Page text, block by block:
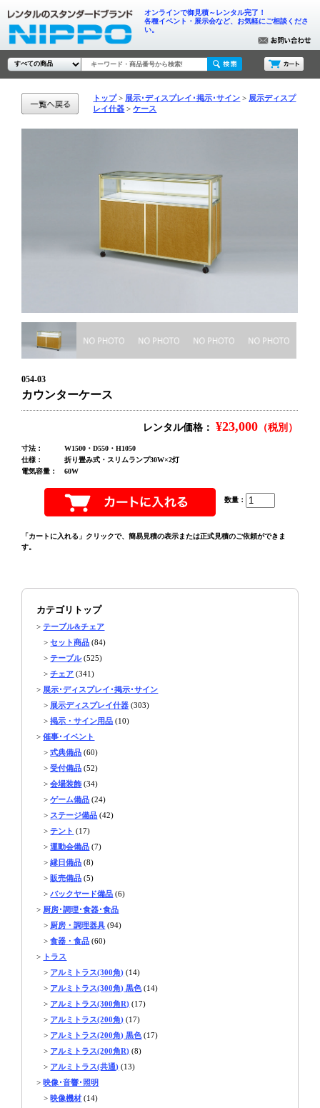
オンラインで御見積～レンタル完了！
各種イベント・展示会など、お気軽にご相談くださ
い。
トップ 展示･ディスプレイ･掲示･サイン
展示ディスプ
レイ什器
ケース
054-03
カウンターケース
レンタル価格： ¥23,000 （税別）
寸法：
W1500・D550・H1050
仕様：
折り畳み式・スリムランプ30W×2灯
電気容量：
60W
数量：
「カートに入れる」クリックで、簡易見積の表示または正式見積のご依頼ができま
す。
カテゴリトップ
>テーブル&チェア
>セット商品 (84)
>テーブル(525)
>チェア (341)
> 展示･ディスプレイ･掲示･サイン
> 展示ディスプレイ什器 (303)
>掲示・サイン用品 (10)
>催事･イベント
>式典備品 (60)
>受付備品 (52)
>会場装飾 (34)
>ゲーム備品 (24)
> ステージ備品 (42)
>テント (17)
>運動会備品 (7)
>縁日備品 (8)
> 販売備品 (5)
>バックヤード備品 (6)
> 厨房･調理･食器･食品
> 厨房・調理器具 (94)
>食器・食品 (60)
> トラス
> アルミトラス(300角) (14)
> アルミトラス(300角) 黒色 (14)
> アルミトラス(300角R) (17)
> アルミトラス(200角) (17)
> アルミトラス(200角) 黒色 (17)
> アルミトラス(200角R) (8)
> アルミトラス(共通) (13)
>映像･音響･照明
>映像機材 (14)